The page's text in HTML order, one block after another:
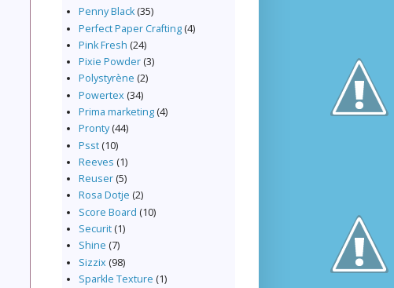
Penny Black (35)
Perfect Paper Crafting (4)
Pink Fresh (24)
Pixie Powder (3)
Polystyrène (2)
Powertex (34)
Prima marketing (4)
Pronty (44)
Psst (10)
Reeves (1)
Reuser (5)
Rosa Dotje (2)
Score Board (10)
Securit (1)
Shine (7)
Sizzix (98)
Sparkle Texture (1)